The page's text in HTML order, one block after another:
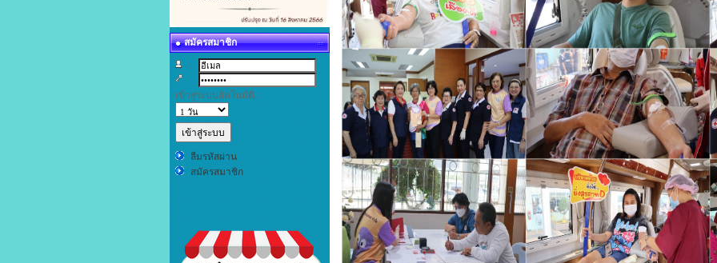
สมัครสมาชิก
:
:
เข้าสู่ระบบอัตโนมัติ :
ลืมรหัสผ่าน
สมัครสมาชิก